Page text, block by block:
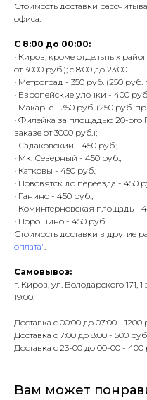
Стоимость доставки
офиса.
С 8:00 до 00:00:
• Киров, кроме отдельных
от 3000 руб.); с 8:00 до 23:00
• Метроград - 350 руб. (250 руб.
• Европейские улочки - 400
• Макарье - 350 руб. (250 руб.
• Филейка за площадью 20-ого
заказе от 3000 руб.);
• Садаковский - 450 руб.;
• Мк. Северный - 450 руб.;
• Катковы - 450 руб.;
• Нововятск до переезда - 450
• Ганино - 450 руб.;
• Коминтерновская площадь -
• Порошино - 450 руб.
Стоимость доставки в другие
оплата".
Самовывоз:
г. Киров, ул. Володарского 171,
19:00.
Доставка с 00:00 до 07:00 - 1200
Доставка с 7:00 до 8:00 - 500
Доставка с 23-00 до 00-00 - 400
Вам может